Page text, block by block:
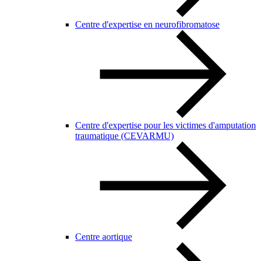
Centre d'expertise en neurofibromatose
Centre d'expertise pour les victimes d'amputation
traumatique (CEVARMU)
Centre aortique